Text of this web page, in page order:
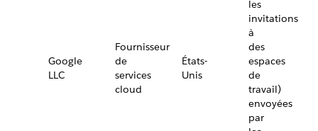
Google
LLC
Fournisseur
de
services
cloud
États-
Unis
les
invitations
à
des
espaces
de
travail)
envoyées
par